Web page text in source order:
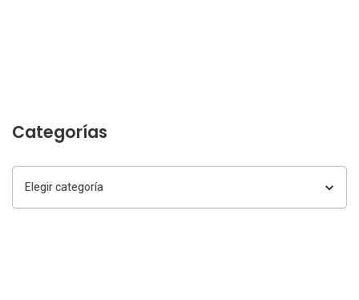
Categorías
Categorías